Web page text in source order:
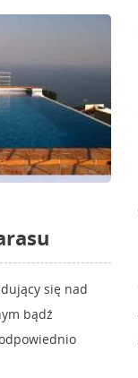
się nad
bądź